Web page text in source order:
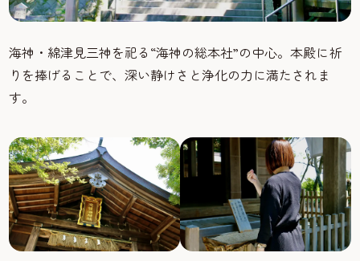
海神・綿津見三神を祀る“海神の総本社”の中心。本殿に祈
りを捧げることで、深い静けさと浄化の力に満たされま
す。